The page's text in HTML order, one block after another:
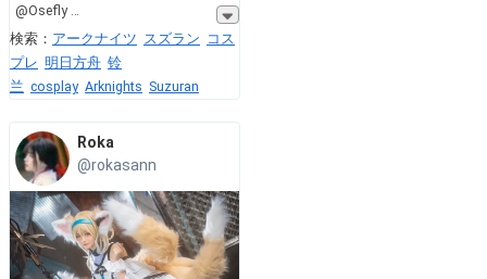
@Osefly
検索： アークナイツ スズラン コス
プレ 明日方舟 铃
兰 cosplay Arknights Suzuran
Roka
@rokasann